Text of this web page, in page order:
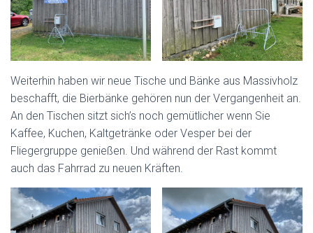
Weiterhin haben wir neue Tische und Bänke aus Massivholz
beschafft, die Bierbänke gehören nun der Vergangenheit an.
An den Tischen sitzt sich’s noch gemütlicher wenn Sie
Kaffee, Kuchen, Kaltgetränke oder Vesper bei der
Fliegergruppe genießen. Und während der Rast kommt
auch das Fahrrad zu neuen Kräften.